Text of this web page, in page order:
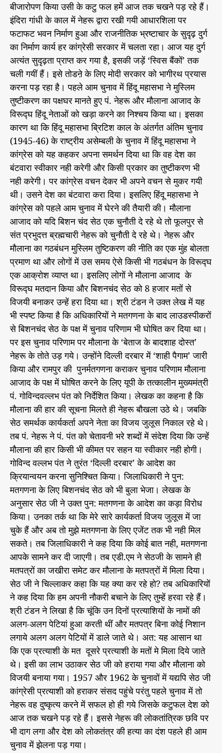
बीजारोपण किया उसी के कटु फल हमें आज तक चखने पड़ रहे हैं।
इंदिरा गांधी के काल में नेहरू द्वारा रखी गयी आधारशिला पर
फटाफट भवन निर्माण हुआ और राजनीतिक भ्रष्टाचार के सुदृढ़ दुर्ग
का निर्माण कार्य हर कांग्रेसी सरकार में चलता रहा। आज यह दुर्ग
अत्यंत सुदृढ़ता प्राप्त कर गया है, इसकी जड़ें ‘स्विस बैंकों’ तक
चली गयीं हैं। इसे तोडऩे के लिए मोदी सरकार को भागीरथ प्रयास
करना पड़ रहा है। पहले आम चुनाव में हिंदू महासभा ने मुस्लिम
तुष्टीकरण का पक्षघर मानते हुए पं. नेहरू और मौलाना आजाद के
विरूद्घ हिंदू नेताओं को खड़ा करने का निश्चय किया था। इसका
कारण था कि हिंदू महासभा ब्रिटिश काल के अंतर्गत अंतिम चुनाव
(1945-46) के राष्ट्रीय असेम्बली के चुनाव में हिंदू महासभा ने
कांग्रेस को यह कहकर अपना समर्थन दिया था कि वह देश का
बंटवारा स्वीकार नही करेगी और किसी प्रकार का तुष्टीकरण भी
नही करेगी। पर कांग्रेस वचन देकर भी अपने वचन से मुकर गयी
थी। उसने देश का बंटवारा करा दिया। इसलिए हिंदू महासभा ने
कांग्रेस को पहले आम चुनाव में घेरने की तैयारी की। मौलाना
आजाद को यदि बिशन चंद सेठ एक चुनौती दे रहे थे तो फूलपुर से
संत प्रभुदत्त ब्रह्मचारी नेहरू को चुनौती दे रहे थे। नेहरू और
मौलाना का गठबंधन मुस्लिम तुष्टिकरण की नीति का एक मुंह बोलता
प्रमाण था और लोगों में उस समय ऐसे किसी भी गठबंधन के विरूद्घ
एक आक्रोश व्याप्त था। इसलिए लोगों ने मौलाना आजाद के
विरूद्घ मतदान किया और बिशनचंद सेठ को 8 हजार मतों से
विजयी बनाकर उन्हें हरा दिया था। श्री टंडन ने उक्त लेख में यह
भी स्पष्ट किया है कि अधिकारियों ने मतगणना के बाद लाउडस्पीकरों
से बिशनचंद सेठ के पक्ष में चुनाव परिणाम भी घोषित कर दिया था।
पर इस चुनाव परिणाम पर मौलाना के ‘बेताज के बादशाह दोस्त’
नेहरू के तोते उड़ गये। उन्होंने दिल्ली दरबार में ‘शाही पैगाम’ जारी
किया और रामपुर की पुनर्मतगणना कराकर चुनाव परिणाम मौलाना
आजाद के पक्ष में घोषित करने के लिए यूपी के तत्कालीन मुख्यमंत्री
पं. गोविन्दवल्लभ पंत को निर्देशित किया। लेखक का कहना है कि
मौलाना की हार की सूचना मिलते ही नेहरू बौखला उठे थे। जबकि
सेठ समर्थक कार्यकर्ता अपने नेता का विजय जुलूस निकाल रहे थे।
तब पं. नेहरू ने पं. पंत को चेतावनी भरे शब्दों में संदेश दिया कि उन्हें
मौलाना की हार किसी भी कीमत पर सहन या स्वीकार नही होगी।
गोविन्द वल्लभ पंत ने तुरंत ‘दिल्ली दरबार’ के आदेश का
क्रियान्वयन करना सुनिश्चित किया। जिलाधिकारी ने पुन:
मतगणना के लिए बिशनचंद सेठ को भी बुला भेजा। लेखक के
अनुसार सेठ जी ने उक्त पुन: मतगणना के आदेश का कड़ा विरोध
किया। उनका तर्क था कि मेरे सारे कार्यकर्ता विजय जुलूस में जा
चुके हैं और अब तो मुझे मतगणना के लिए एजेंट तक भी नही मिल
सकते। तब जिलाधिकारी ने कह दिया कि कोई बात नही, मतगणना
आपके सामने कर दी जाएगी। तब एडी.एम ने सेठजी के सामने ही
मतपत्रों का जखीरा समेट कर मौलाना के मतपत्रों में मिला दिया।
सेठ जी ने चिल्लाकर कहा कि यह क्या कर रहे हो? तब अधिकारियों
ने कह दिया कि हम अपनी नौकरी बचाने के लिए तुम्हें हरवा रहे हैं।
श्री टंडन ने लिखा है कि चूंकि उन दिनों प्रत्याशियों के नामों की
अलग-अलग पेटियां हुआ करती थीं और मतपत्र बिना कोई निशान
लगाये अलग अलग पेटियों में डाले जाते थे। अत: यह आसान था
कि एक प्रत्याशी के मत दूसरे प्रत्याशी के मतों मे मिला दिये जाते
थे। इसी का लाभ उठाकर सेठ जी को हराया गया और मौलाना को
विजयी बनाया गया। 1957 और 1962 के चुनावों में यद्यपि सेठ जी
कांग्रेसी प्रत्याशी को हराकर संसद पहुंचे परंतु पहले चुनाव में तो
नेहरू वह दुष्कृत्य करने में सफल हो ही गये जिसके कटुफल देश को
आज तक चखने पड़ रहे हैं। इससे नेहरू की लोकतांत्रिक छवि पर
भी दाग लगा और देश को लोकतंत्र की हत्या का दंश पहले ही आम
चुनाव में झेलना पड़ गया।